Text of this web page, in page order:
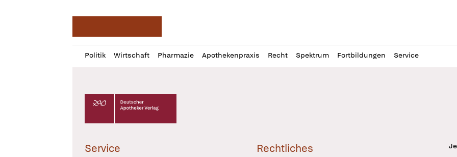
Politik Wirtschaft Pharmazie Apothekenpraxis Recht Spektrum Fortbildungen Service
Profil
öffnen
Daz
Pur
Deutscher Apotheker Verlag Logo
Service Rechtliches